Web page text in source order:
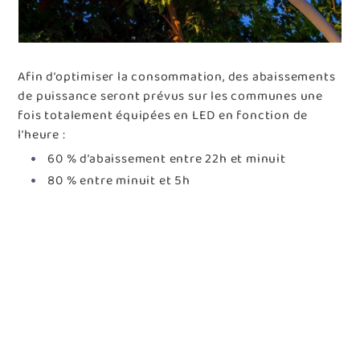
Afin d’optimiser la consommation, des abaissements
de puissance seront prévus sur les communes une
fois totalement équipées en LED en fonction de
l’heure :
60 % d’abaissement entre 22h et minuit
80 % entre minuit et 5h